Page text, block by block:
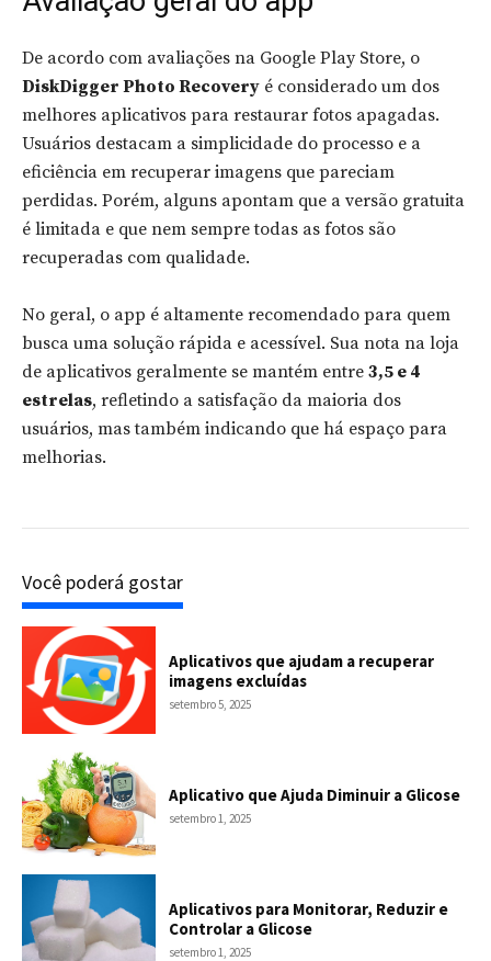
De acordo com avaliações na Google Play Store, o
DiskDigger Photo Recovery é considerado um dos
melhores aplicativos para restaurar fotos apagadas.
Usuários destacam a simplicidade do processo e a
eficiência em recuperar imagens que pareciam
perdidas. Porém, alguns apontam que a versão gratuita
é limitada e que nem sempre todas as fotos são
recuperadas com qualidade.
No geral, o app é altamente recomendado para quem
busca uma solução rápida e acessível. Sua nota na loja
de aplicativos geralmente se mantém entre 3,5 e 4
estrelas, refletindo a satisfação da maioria dos
usuários, mas também indicando que há espaço para
melhorias.
Você poderá gostar
Aplicativos que ajudam a recuperar
imagens excluídas
setembro 5, 2025
Aplicativo que Ajuda Diminuir a Glicose
setembro 1, 2025
Aplicativos para Monitorar, Reduzir e
Controlar a Glicose
setembro 1, 2025